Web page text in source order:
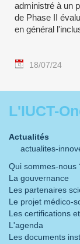
administré à un
de Phase II
en général
18/07/24
L'IUCT-
Actualités
actualites-
Qui sommes-nous
La gouvernance
Les partenaires
Le projet médico-
Les certifications
L'agenda
Les documents